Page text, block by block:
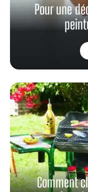
Pour une
Comment